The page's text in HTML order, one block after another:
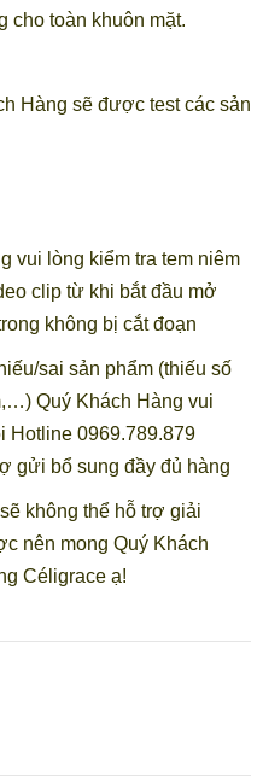
cho toàn khuôn mặt.
Hàng sẽ được test các sản
vui lòng kiểm tra tem niêm
clip từ khi bắt đầu mở
không bị cắt đoạn
sai sản phẩm (thiếu số
Quý Khách Hàng vui
Hotline 0969.789.879
gửi bổ sung đầy đủ hàng
không thể hỗ trợ giải
nên mong Quý Khách
Céligrace ạ!